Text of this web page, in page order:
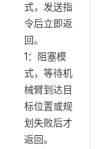
式，发送指
令后立即返
回。
1：阻塞模
式，等待机
械臂到达目
标位置或规
划失败后才
返回。